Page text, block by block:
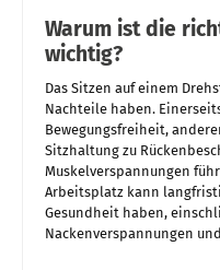
Warum ist die
wichtig?
Das Sitzen auf einem
Nachteile haben.
Bewegungsfreiheit,
Sitzhaltung zu
Muskelverspannungen
Arbeitsplatz kann
Gesundheit haben,
Nackenverspannungen